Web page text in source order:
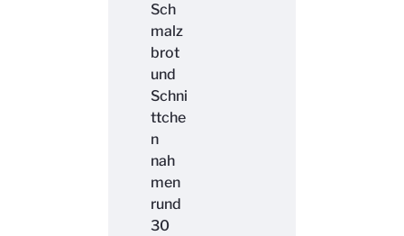
Sch
malz
brot
und
Schni
ttche
n
nah
men
rund
30